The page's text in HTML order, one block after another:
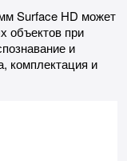
Surface HD может
объектов при
и
комплектация и